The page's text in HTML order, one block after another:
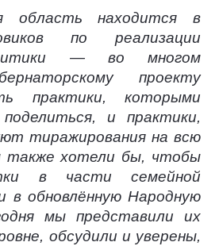
область находится в
по реализации
— во многом
проекту
практики, которыми
и практики,
тиражирования на всю
хотели бы, чтобы
в части семейной
в обновлённую Народную
мы представили их
обсудили и уверены,